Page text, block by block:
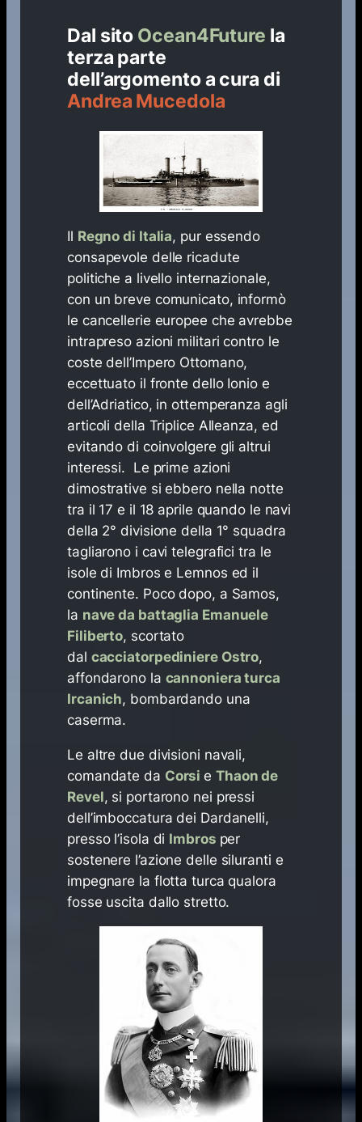
Dal sito Ocean4Future la
terza parte
dell’argomento a cura di
Andrea Mucedola
Il Regno di Italia, pur essendo
consapevole delle ricadute
politiche a livello internazionale,
con un breve comunicato, informò
le cancellerie europee che avrebbe
intrapreso azioni militari contro le
coste dell’Impero Ottomano,
eccettuato il fronte dello Ionio e
dell’Adriatico, in ottemperanza agli
articoli della Triplice Alleanza, ed
evitando di coinvolgere gli altrui
interessi. Le prime azioni
dimostrative si ebbero nella notte
tra il 17 e il 18 aprile quando le navi
della 2° divisione della 1° squadra
tagliarono i cavi telegrafici tra le
isole di Imbros e Lemnos ed il
continente. Poco dopo, a Samos,
la nave da battaglia Emanuele
Filiberto, scortato
dal cacciatorpediniere Ostro,
affondarono la cannoniera turca
Ircanich, bombardando una
caserma.
Le altre due divisioni navali,
comandate da Corsi e Thaon de
Revel, si portarono nei pressi
dell’imboccatura dei Dardanelli,
presso l’isola di Imbros per
sostenere l’azione delle siluranti e
impegnare la flotta turca qualora
fosse uscita dallo stretto.